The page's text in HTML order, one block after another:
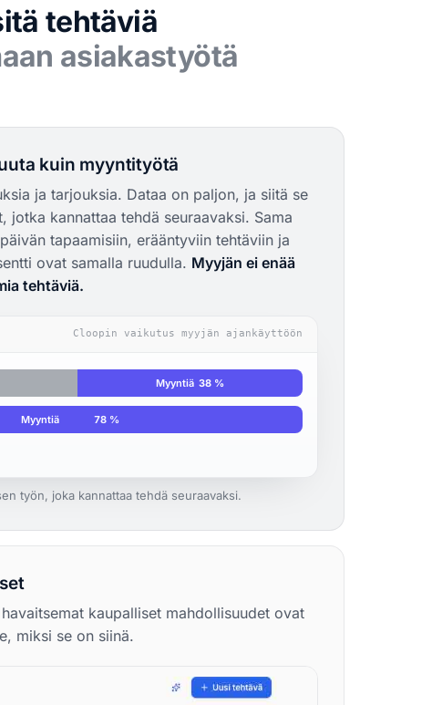
tehtäviä
asiakastyötä
kuin myyntityötä
ja tarjouksia. Dataa on paljon, ja siitä se
kannattaa tehdä seuraavaksi. Sama
tapaamisiin, erääntyviin tehtäviin ja
ovat samalla ruudulla. Myyjän ei enää
tehtäviä.
Cloopin vaikutus myyjän ajankäyttöön
Myyntiä 38 %
Myyntiä 78 %
työn, joka kannattaa tehdä seuraavaksi.
kaupalliset mahdollisuudet ovat
miksi se on siinä.